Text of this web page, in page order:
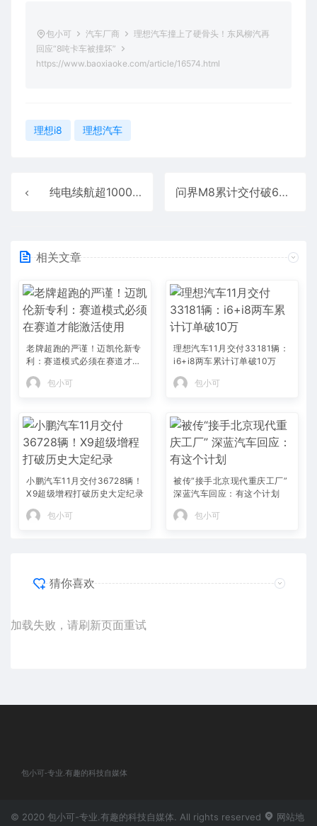
包小可 汽车厂商
理想汽车撞上了硬骨头！东风柳汽再
回应“8吨卡车被撞坏”
https://www.baoxiaoke.com/article/16574.html
理想i8 理想汽车
纯电续航超1000公里！东风350Wh/kg固态电池明年上车 问界M8累计交付破6万辆 余承东：8月再交2万 纯电首发华为新技术
相关文章
老牌超跑的严谨！迈凯伦新专
利：赛道模式必须在赛道才能
激活使用
包小可
理想汽车11月交付33181辆：
i6+i8两车累计订单破10万
包小可
小鹏汽车11月交付36728辆！
X9超级增程打破历史大定纪录
包小可
被传“接手北京现代重庆工厂”
深蓝汽车回应：有这个计划
包小可
猜你喜欢
加载失败，请刷新页面重试
包小可-专业.有趣的科技自媒体
© 2020 包小可-专业.有趣的科技自媒体. All rights reserved
网站地